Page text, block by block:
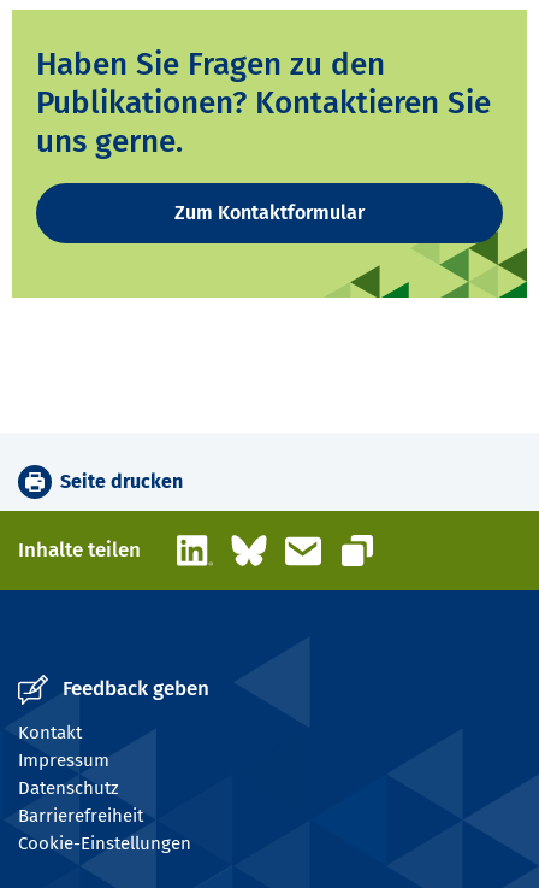
Haben Sie Fragen zu den
Publikationen? Kontaktieren Sie
uns gerne.
Zum Kontaktformular
Seite drucken
Inhalte teilen LinkedInBlueskyE-Mail
Link kopieren
Feedback geben
Kontakt
Impressum
Datenschutz
Barrierefreiheit
Cookie-Einstellungen